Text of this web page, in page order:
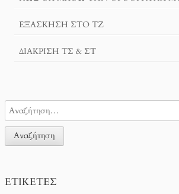
ΕΞΆΣΚΗΣΗ ΣΤΟ ΤΖ
ΔΙΆΚΡΙΣΗ ΤΣ & ΣΤ
ΕΤΙΚΈΤΕΣ